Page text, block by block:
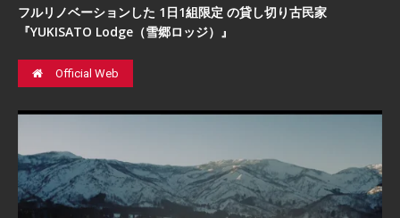
フルリノベーションした 1日1組限定 の貸し切り古民家
『YUKISATO Lodge（雪郷ロッジ）』
Official Web